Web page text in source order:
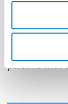
DØVBLINDHET
persons with